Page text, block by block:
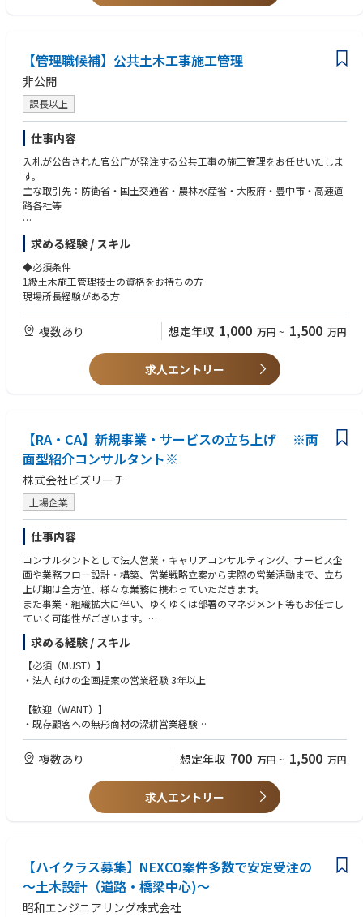
【管理職候補】公共土木工事施工管理
非公開
課長以上
仕事内容
入札が公告された官公庁が発注する公共工事の施工管理をお任せいたしま
す。
主な取引先：防衛省・国土交通省・農林水産省・大阪府・豊中市・高速道
路各社等
同社は昭和51年の設立以来、道路ネットワークの整備のなかで新設された
り更新を迎える道路標識や遮音壁・トンネル内装板をはじめとする高速道
路関連の土木工事や上下水道等の一般土木工事も行いながら成長してきま
した。
現在同社が受ける工事は官公庁や道路公社案件が多く、ほぼ全て元請けで
売上が公共工事量で左右される事業構造を改革すべく、2023年に入ってか
らは防衛省の案件(米軍基地内の商業施設の外構工事等)も多く手がけてお
り、今後も視野を広げて事業を拡大していく予定です。
勤務地については全国勤務となりますが、条件によってはエリア採用も可
きます。
求める経験 / スキル
◆必須条件
1級土木施工管理技士の資格をお持ちの方
現場所長経験がある方
複数あり 想定年収 1,000 万円 ~ 1,500 万円
求人エントリー
【RA・CA】新規事業・サービスの立ち上げ ※両
面型紹介コンサルタント※
株式会社ビズリーチ
上場企業
仕事内容
コンサルタントとして法人営業・キャリアコンサルティング、サービス企
画や業務フロー設計・構築、営業戦略立案から実際の営業活動まで、立ち
上げ期は全方位、様々な業務に携わっていただきます。
また事業・組織拡大に伴い、ゆくゆくは部署のマネジメント等もお任せし
ていく可能性がございます。
ご経験に応じて、下記全てをお任せいたします。まずは面接の中で擦り合
わせさせてください。
・担当領域の戦略策定
・求職者様の集客に向けた施策立案・推進
・企業様への求職者様のご推薦〜内定承諾までの一連のフォロー
・入社前後のフォローアップ
▼キャリアコンサルタント業務
・求職者様の選考過程でのフォローアップ
▼新規サービス開発
求める経験 / スキル
【必須（MUST）】
・法人向けの企画提案の営業経験 3年以上
【歓迎（WANT）】
・既存顧客への無形商材の深耕営業経験
・HR業界、IT業界での業務経験
・採用関連の業務知識
・プロジェクトリーダー経験
・組織マネジメント経験
・業務プロセスの設計・構築経験
・新規事業開発、マーケティングの経験
・未整備の環境を楽しみ、課題解決に向けて出来る理由を探せる方
・チームで協働する環境で、コミュニケーションを大事に出来る方
複数あり 想定年収 700 万円 ~ 1,500 万円
求人エントリー
【ハイクラス募集】NEXCO案件多数で安定受注の
～土木設計（道路・橋梁中心)～
昭和エンジニアリング株式会社